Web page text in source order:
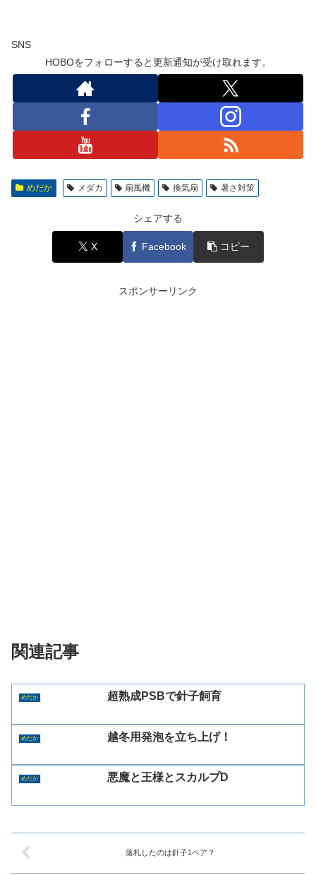
SNS
HOBOをフォローすると更新通知が受け取れます。
めだか メダカ 扇風機 換気扇 暑さ対策
シェアする
X Facebook コピー
スポンサーリンク
関連記事
めだか 超熟成PSBで針子飼育
めだか 越冬用発泡を立ち上げ！
めだか 悪魔と王様とスカルプD
落札したのは針子1ペア？